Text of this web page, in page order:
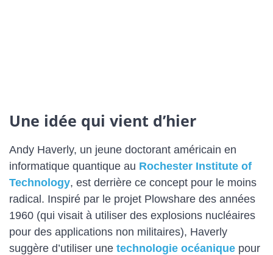
Une idée qui vient d’hier
Andy Haverly, un jeune doctorant américain en
informatique quantique au Rochester Institute of
Technology, est derrière ce concept pour le moins
radical. Inspiré par le projet Plowshare des années
1960 (qui visait à utiliser des explosions nucléaires
pour des applications non militaires), Haverly
suggère d’utiliser une technologie océanique pour